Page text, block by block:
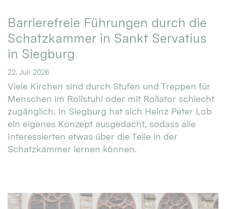
Barrierefreie Führungen durch die
Schatzkammer in Sankt Servatius
in Siegburg
22. Juli 2026
Viele Kirchen sind durch Stufen und Treppen für
Menschen im Rollstuhl oder mit Rollator schlecht
zugänglich. In Siegburg hat sich Heinz Peter Lob
ein eigenes Konzept ausgedacht, sodass alle
Interessierten etwas über die Teile in der
Schatzkammer lernen können.